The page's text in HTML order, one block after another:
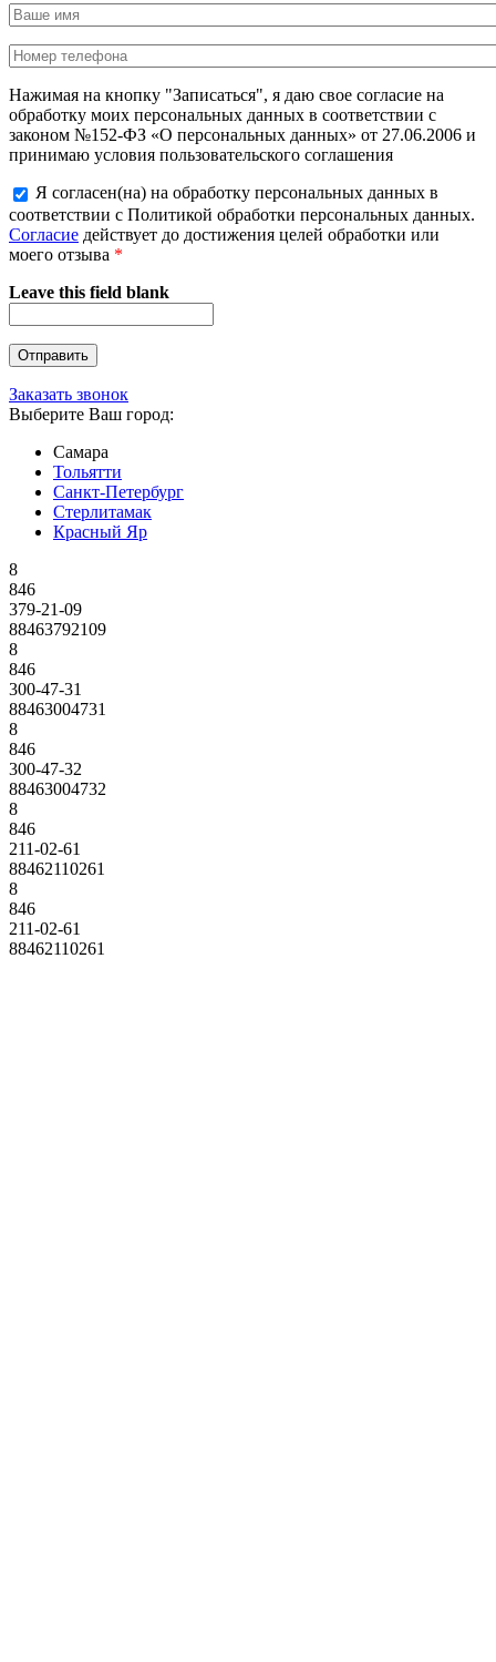
Нажимая на кнопку "Записаться", я даю свое согласие на
обработку моих персональных данных в соответствии с
законом №152-ФЗ «О персональных данных» от 27.06.2006 и
принимаю условия пользовательского соглашения
Я согласен(на) на обработку персональных данных в
соответствии с Политикой обработки персональных данных.
Согласие действует до достижения целей обработки или
моего отзыва *
Leave this field blank
Заказать звонок
Выберите Ваш город:
Самара
Тольятти
Санкт-Петербург
Стерлитамак
Красный Яр
8
846
379-21-09
88463792109
8
846
300-47-31
88463004731
8
846
300-47-32
88463004732
8
846
211-02-61
88462110261
8
846
211-02-61
88462110261